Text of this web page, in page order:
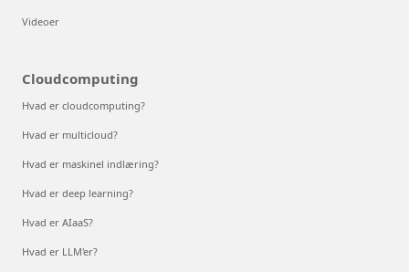
Videoer
Cloudcomputing
Hvad er cloudcomputing?
Hvad er multicloud?
Hvad er maskinel indlæring?
Hvad er deep learning?
Hvad er AIaaS?
Hvad er LLM'er?